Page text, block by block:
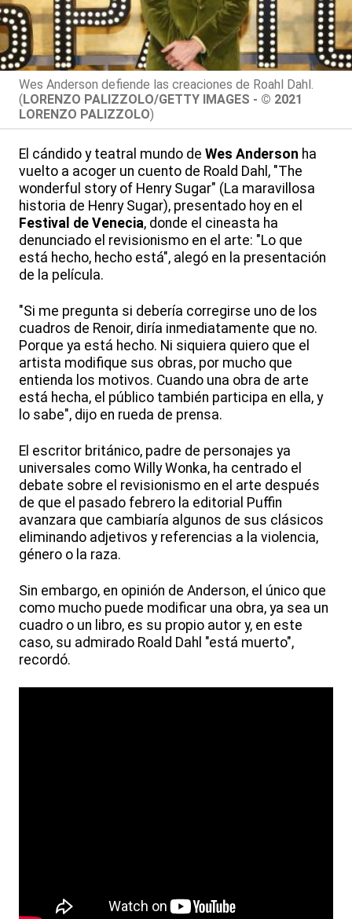
Wes Anderson defiende las creaciones de Roahl Dahl.
(LORENZO PALIZZOLO/GETTY IMAGES - © 2021
LORENZO PALIZZOLO)
El cándido y teatral mundo de Wes Anderson ha
vuelto a acoger un cuento de Roald Dahl, "The
wonderful story of Henry Sugar" (La maravillosa
historia de Henry Sugar), presentado hoy en el
Festival de Venecia, donde el cineasta ha
denunciado el revisionismo en el arte: "Lo que
está hecho, hecho está", alegó en la presentación
de la película.
"Si me pregunta si debería corregirse uno de los
cuadros de Renoir, diría inmediatamente que no.
Porque ya está hecho. Ni siquiera quiero que el
artista modifique sus obras, por mucho que
entienda los motivos. Cuando una obra de arte
está hecha, el público también participa en ella, y
lo sabe", dijo en rueda de prensa.
El escritor británico, padre de personajes ya
universales como Willy Wonka, ha centrado el
debate sobre el revisionismo en el arte después
de que el pasado febrero la editorial Puffin
avanzara que cambiaría algunos de sus clásicos
eliminando adjetivos y referencias a la violencia,
género o la raza.
Sin embargo, en opinión de Anderson, el único que
como mucho puede modificar una obra, ya sea un
cuadro o un libro, es su propio autor y, en este
caso, su admirado Roald Dahl "está muerto",
recordó.